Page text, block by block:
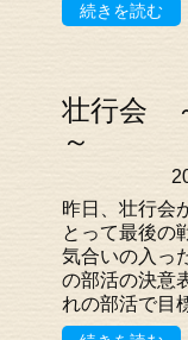
続きを読む
壮行会
～
昨日、壮行会
とって最後の
気合いの入っ
の部活の決意
れの部活で目